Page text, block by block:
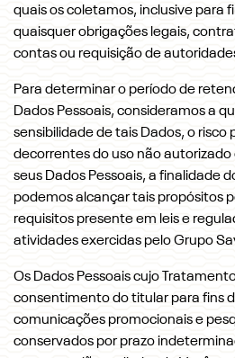
quais os coletamos, inclusive para
quaisquer obrigações legais,
contas ou requisição de
Para determinar o período de
Dados Pessoais, consideramos a
sensibilidade de tais Dados, o risco
decorrentes do uso não
seus Dados Pessoais, a finalidade
podemos alcançar tais propósitos
requisitos presente em leis e
atividades exercidas pelo Grupo
Os Dados Pessoais cujo
consentimento do titular para fins
comunicações promocionais e
conservados por prazo